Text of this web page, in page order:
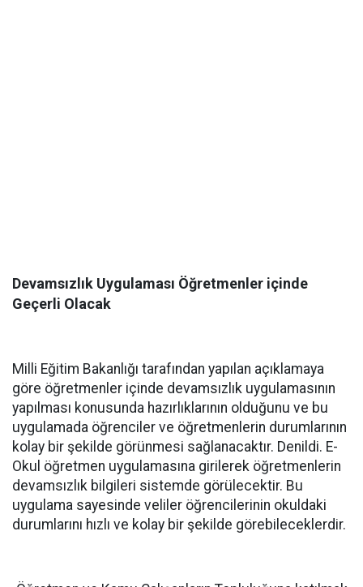
Devamsızlık Uygulaması Öğretmenler içinde
Geçerli Olacak
Milli Eğitim Bakanlığı tarafından yapılan açıklamaya
göre öğretmenler içinde devamsızlık uygulamasının
yapılması konusunda hazırlıklarının olduğunu ve bu
uygulamada öğrenciler ve öğretmenlerin durumlarının
kolay bir şekilde görünmesi sağlanacaktır. Denildi. E-
Okul öğretmen uygulamasına girilerek öğretmenlerin
devamsızlık bilgileri sistemde görülecektir. Bu
uygulama sayesinde veliler öğrencilerinin okuldaki
durumlarını hızlı ve kolay bir şekilde görebileceklerdir.